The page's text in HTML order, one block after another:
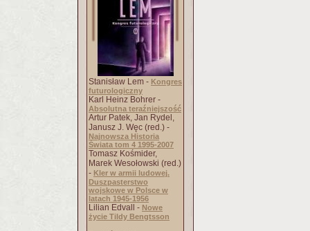
Stanisław Lem - Kongres
futurologiczny
Karl Heinz Bohrer -
Absolutna teraźniejszość
Artur Patek, Jan Rydel,
Janusz J. Węc (red.) -
Najnowsza Historia
Świata tom 4 1995-2007
Tomasz Kośmider,
Marek Wesołowski (red.)
- Kler w armii ludowej.
Duszpasterstwo
wojskowe w Polsce w
latach 1945-1956
Lilian Edvall - Nowe
życie Tildy Bengtsson